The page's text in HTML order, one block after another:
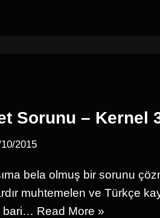
Sorunu – Kernel
2015
bela olmuş bir sorunu
muhtemelen ve Türkçe
bari… Read More »